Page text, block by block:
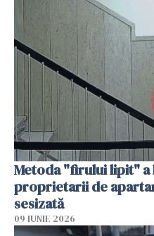
Metoda "firului lipit" a
proprietarii de
sesizată
09 IUNIE 2026